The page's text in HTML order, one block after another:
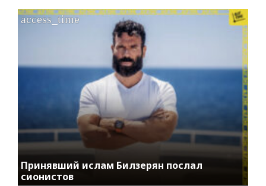
Принявший ислам Билзерян послал
сионистов
access_time